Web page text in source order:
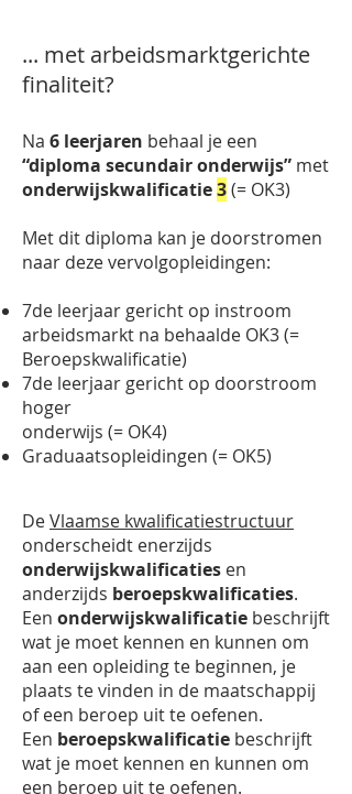
... met arbeidsmarktgerichte
finaliteit? ​
Na 6 leerjaren behaal je een
“diploma secundair onderwijs” met
onderwijskwalificatie3(= OK3)
Met dit diploma kan je doorstromen
naar deze vervolgopleidingen:
7de leerjaar gericht op instroom
arbeidsmarkt na behaalde OK3 (=
Beroepskwalificatie)
7de leerjaar gericht op doorstroom
hoger
onderwijs (= OK4)
Graduaatsopleidingen (= OK5)
DeVlaamse kwalificatiestructuur
onderscheidt enerzijds
onderwijskwalificaties en
anderzijds beroepskwalificaties.
Een onderwijskwalificatie beschrijft
wat je moet kennen en kunnen om
aan een opleiding te beginnen, je
plaats te vinden in de maatschappij
of een beroep uit te oefenen.
Een beroepskwalificatie beschrijft
wat je moet kennen en kunnen om
een beroep uit te oefenen.